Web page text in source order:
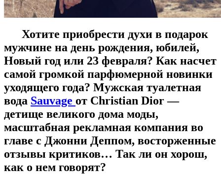
Хотите приобрести духи в подарок
мужчине на день рождения, юбилей,
Новый год или 23 февраля? Как насчет
самой громкой парфюмерной новинки
уходящего года? Мужская туалетная
вода Sauvage от Christian Dior —
детище великого дома моды,
масштабная рекламная компания во
главе с Джонни Деппом, восторженные
отзывы критиков… Так ли он хорош,
как о нем говорят?